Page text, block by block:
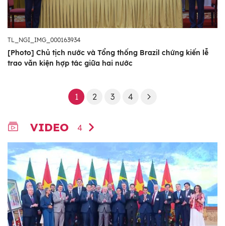
TL_NGI_IMG_000163934
[Photo] Chủ tịch nước và Tổng thống Brazil chứng kiến lễ
trao văn kiện hợp tác giữa hai nước
1 2 3 4
VIDEO 4